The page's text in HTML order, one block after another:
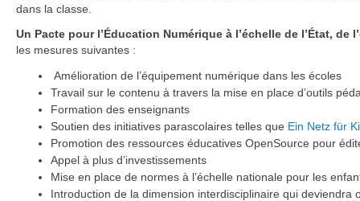
dans la classe.
Un Pacte pour l’Éducation Numérique à l’échelle de l’État, de
les mesures suivantes :
Amélioration de l’équipement numérique dans les écoles
Travail sur le contenu à travers la mise en place d’outils
Formation des enseignants
Soutien des initiatives parascolaires telles que Ein Netz für
Promotion des ressources éducatives OpenSource pour
Appel à plus d’investissements
Mise en place de normes à l’échelle nationale pour les
Introduction de la dimension interdisciplinaire qui deviendra